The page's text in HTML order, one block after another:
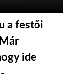
a festői
ide